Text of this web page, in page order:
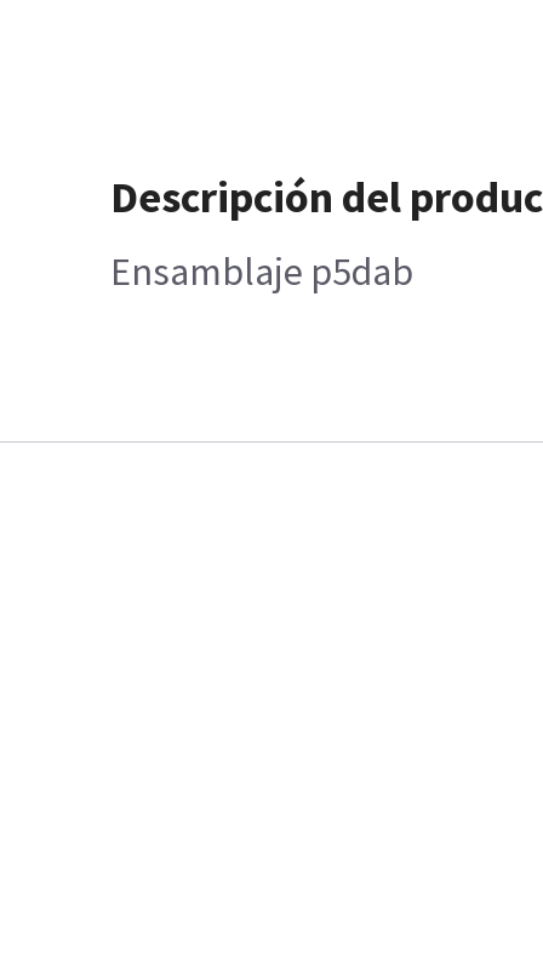
Descripción del
Ensamblaje p5dab